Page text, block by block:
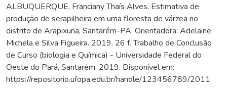
ALBUQUERQUE, Franciany Thaís Alves. Estimativa de
produção de serapilheira em uma floresta de várzea no
distrito de Arapixuna, Santarém-PA. Orientadora: Adelaine
Michela e Silva Figueira. 2019. 26 f. Trabalho de Conclusão
de Curso (biologia e Química) - Universidade Federal do
Oeste do Pará, Santarém, 2019. Disponível em:
https://repositorio.ufopa.edu.br/handle/123456789/2011